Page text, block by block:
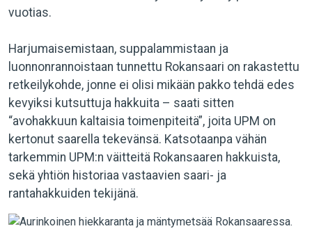
vuotias.
Harjumaisemistaan, suppalammistaan ja
luonnonrannoistaan tunnettu Rokansaari on rakastettu
retkeilykohde, jonne ei olisi mikään pakko tehdä edes
kevyiksi kutsuttuja hakkuita – saati sitten
“avohakkuun kaltaisia toimenpiteitä”, joita UPM on
kertonut saarella tekevänsä. Katsotaanpa vähän
tarkemmin UPM:n väitteitä Rokansaaren hakkuista,
sekä yhtiön historiaa vastaavien saari- ja
rantahakkuiden tekijänä.